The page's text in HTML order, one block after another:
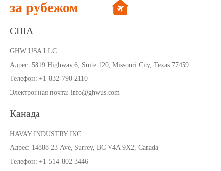
за рубежом
США
GHW USA LLC
Адрес: 5819 Highway 6, Suite 120, Missouri City, Texas 77459
Телефон: +1-832-790-2110
Электронная почта: info@ghwus.com
Канада
HAVAY INDUSTRY INC.
Адрес: 14888 23 Ave, Surrey, BC V4A 9X2, Canada
Телефон: +1-514-802-3446